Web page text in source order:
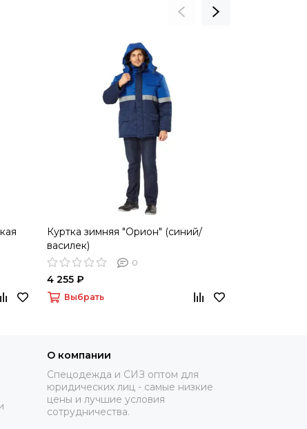
Куртка зимняя "Орион" (синий/
василек)
0
4 255 ₽
Выбрать
О компании
Спецодежда и СИЗ оптом для
юридических лиц - самые низкие
цены и лучшие условия
сотрудничества.